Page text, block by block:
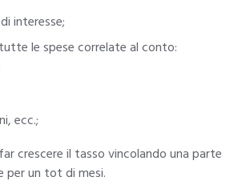
interesse;
le spese correlate al conto:
ecc.;
crescere il tasso vincolando una parte
un tot di mesi.